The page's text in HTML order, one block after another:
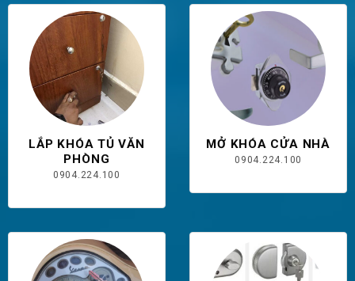
LẮP KHÓA TỦ VĂN
PHÒNG
0904.224.100
MỞ KHÓA CỬA NHÀ
0904.224.100